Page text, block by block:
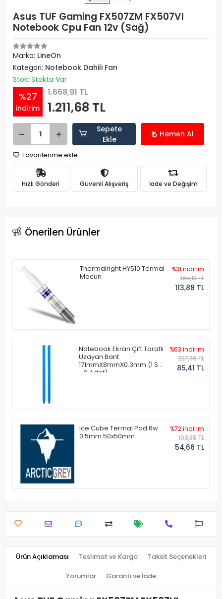
Asus TUF Gaming FX507ZM FX507VI
Notebook Cpu Fan 12v (Sağ)
Marka: LineOn
Kategori: Notebook Dahili Fan
Stok: Stokta Var
%27
indirim
1.668,91 TL
1.211,68 TL
Sepete
Ekle
Hemen Al
Favorilerime ekle
Hızlı Gönderi Güvenli Alışveriş İade ve Değişim
Önerilen Ürünler
Thermalright HY510 Termal
Macun
%31 indirim
165,13 TL
113,88 TL
Notebook Ekran Çift Taraflı
Uzayan Bant
171mmX8mmX0.3mm (1 Set
- 2 Adet)
%63 indirim
227,76 TL
85,41 TL
Ice Cube Termal Pad 6w
0.5mm 50x50mm
%72 indirim
198,38 TL
54,66 TL
Ürün Açıklaması Teslimat ve Kargo Taksit Seçenekleri
Yorumlar Garanti ve İade